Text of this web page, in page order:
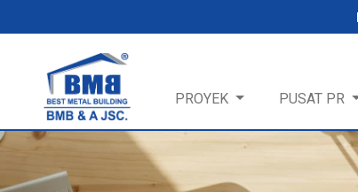
PROYEK PUSAT PR